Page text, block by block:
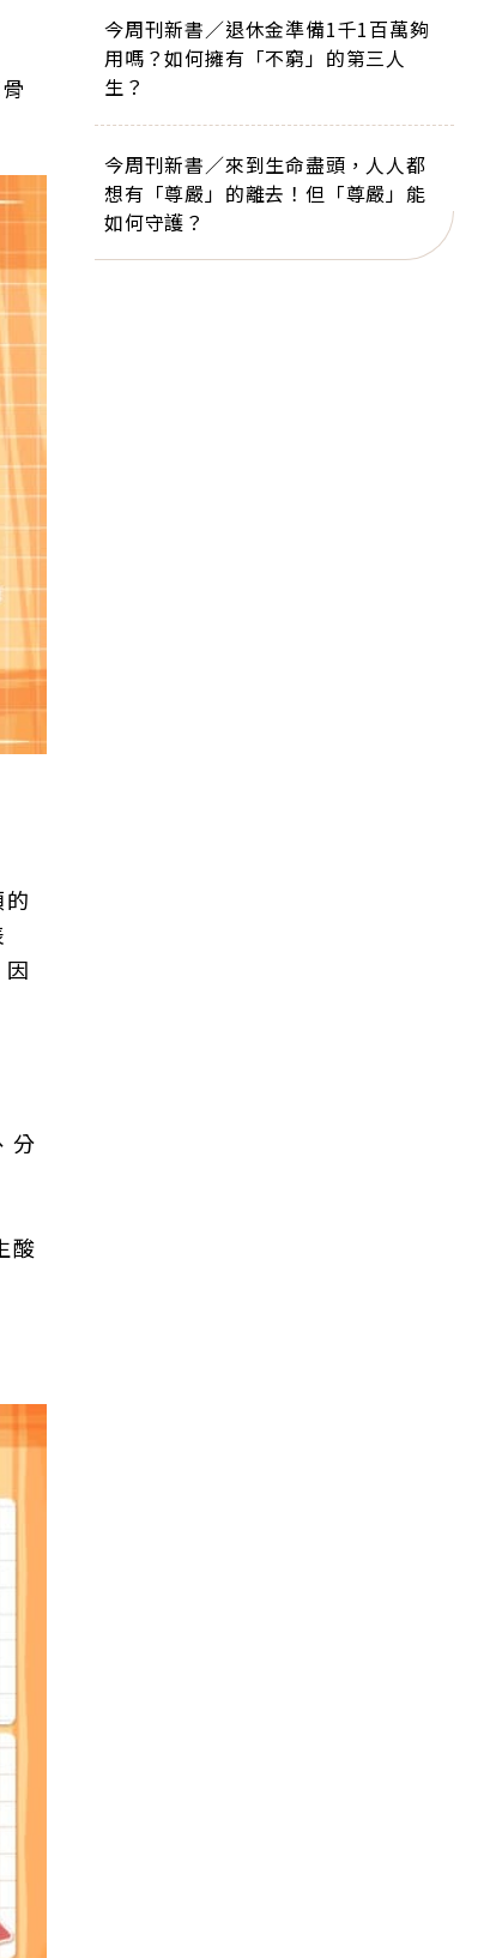
因
分
酸
今周刊新書／退休金準備1千1百萬夠
用嗎？如何擁有「不窮」的第三人
生？
今周刊新書／來到生命盡頭，人人都
想有「尊嚴」的離去！但「尊嚴」能
如何守護？